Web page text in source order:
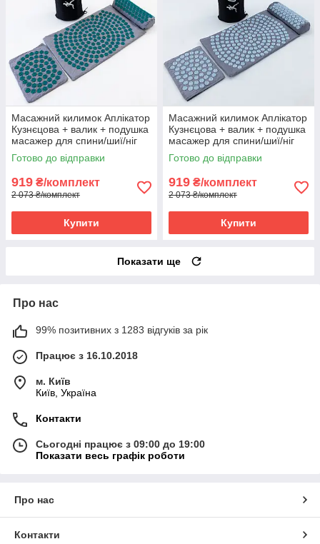
Масажний килимок Аплікатор
Кузнєцова + валик + подушка
масажер для спини/шиї/ніг
OSPORT Lotus Set (n-0003)
Сіро-бірюзовий
Готово до відправки
919 ₴/комплект
2 073 ₴/комплект
Купити
Масажний килимок Аплікатор
Кузнєцова + валик + подушка
масажер для спини/шиї/ніг
OSPORT Lotus Set (n-0003)
Сіро-небесний
Готово до відправки
919 ₴/комплект
2 073 ₴/комплект
Купити
Показати ще
Про нас
99% позитивних з 1283 відгуків за рік
Працює з 16.10.2018
м. Київ
Київ, Україна
Контакти
Сьогодні працює з 09:00 до 19:00
Показати весь графік роботи
Про нас
Контакти